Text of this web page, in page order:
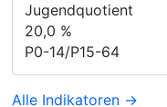
Jugendquotient
20,0 %
P0-14/P15-64
Alle Indikatoren →